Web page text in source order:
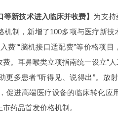
等新技术进入临床并收费】 为支持
机制，新增了100多项与医疗新
费”“脑机接口适配费”等价格项
。耳鼻喉类立项指南统一设立“
更多患者“听得见、说得出”。放
促进高端医疗设备的临床转化
药品首发价格机制。